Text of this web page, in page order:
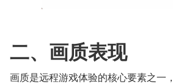
二、画质表现
画质是远程游戏体验的核心要素之一